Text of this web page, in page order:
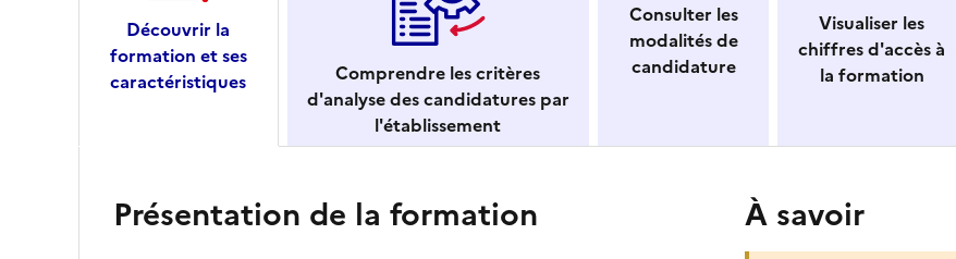
Découvrir la
formation et ses
caractéristiques
Comprendre les critères
d'analyse des candidatures par
l'établissement
Consulter les
modalités de
candidature
Visualiser les
chiffres d'accès à
la formation
Présentation de la formation À savoir